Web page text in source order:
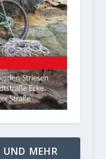
UND MEHR